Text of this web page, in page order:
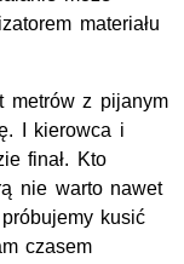
materiału
metrów z pijanym
I kierowca i
finał. Kto
nie warto nawet
kusić
czasem